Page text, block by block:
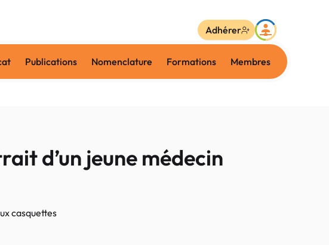
Publications Nomenclature Formations Membres
Adhérer
d’un jeune médecin
casquettes